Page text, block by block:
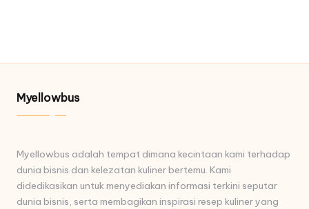
Myellowbus
Myellowbus adalah tempat dimana kecintaan kami terhadap
dunia bisnis dan kelezatan kuliner bertemu. Kami
didedikasikan untuk menyediakan informasi terkini seputar
dunia bisnis, serta membagikan inspirasi resep kuliner yang